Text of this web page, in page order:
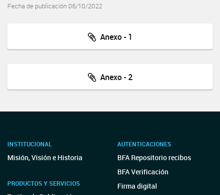
Fecha de publicación 06/10/2022
Anexo - 1
Anexo - 2
INSTITUCIONAL
Misión, Visión e Historia
PRODUCTOS Y SERVICIOS
AUTENTICACIONES
BFA Repositorio recibos
BFA Verificación
Firma digital